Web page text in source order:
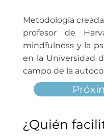
Metodología
profesor de
mindfulness y la
en la Universidad
campo de la
¿Quién